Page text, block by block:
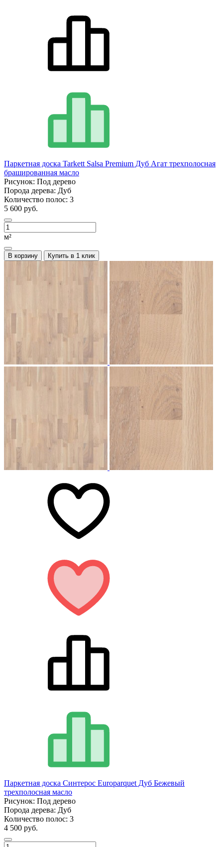
Паркетная доска Tarkett Salsa Premium Дуб Агат трехполосная
брашированная масло
Рисунок: Под дерево
Порода дерева: Дуб
Количество полос: 3
5 600 руб.
м²
В корзину Купить в 1 клик
Паркетная доска Синтерос Europarquet Дуб Бежевый
трехполосная масло
Рисунок: Под дерево
Порода дерева: Дуб
Количество полос: 3
4 500 руб.